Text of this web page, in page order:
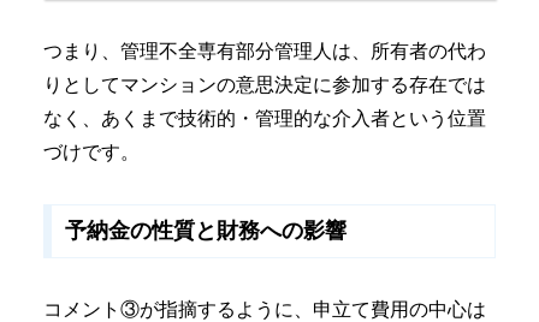
つまり、管理不全専有部分管理人は、所有者の代わ
りとしてマンションの意思決定に参加する存在では
なく、あくまで技術的・管理的な介入者という位置
づけです。
予納金の性質と財務への影響
コメント③が指摘するように、申立て費用の中心は